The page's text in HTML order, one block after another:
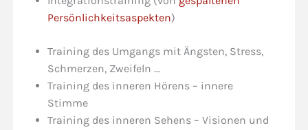
Persönlichkeitsaspekten)
Training des Umgangs mit Ängsten, Stress,
Schmerzen, Zweifeln …
Training des inneren Hörens – innere
Stimme
Training des inneren Sehens – Visionen und